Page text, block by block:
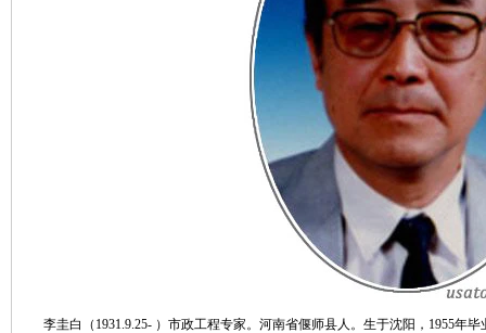
李圭白（1931.9.25- ）市政工程专家。河南省偃师县人。生于沈阳，1955年